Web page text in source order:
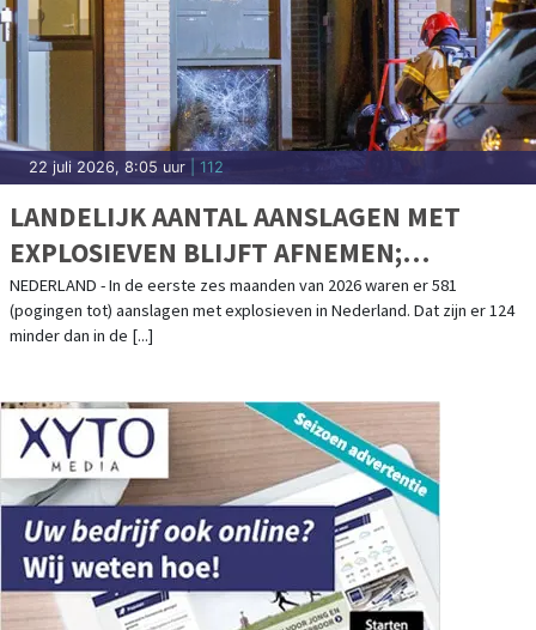
22 juli 2026, 8:05 uur | 112
LANDELIJK AANTAL AANSLAGEN MET
EXPLOSIEVEN BLIJFT AFNEMEN;
AANSLAGENPROBLEMATIEK BLIJFT
ERNSTIG
NEDERLAND - In de eerste zes maanden van 2026 waren er 581
(pogingen tot) aanslagen met explosieven in Nederland. Dat zijn er 124
minder dan in de [...]